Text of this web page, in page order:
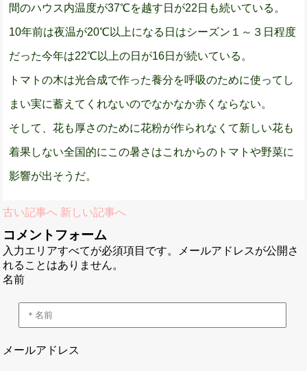
間のハウス内温度が37℃を越す日が22日も続いている。
10年前は夜温が20℃以上になる日はシーズン１～３日程度
だった今年は22℃以上の日が16日が続いている。
トマトの木は光合成で作った養分を呼吸のために使ってし
まい実に蓄えてくれないのでなかなか赤くならない。
そして、花も厚さのために花粉が作られなくて新しい花も
着果しない全国的にこの暑さはこれからのトマトや野菜に
影響が出そうだ。
古い記事へ 新しい記事へ
コメントフォーム
入力エリアすべてが必須項目です。メールアドレスが公開さ
れることはありません。
名前
メールアドレス